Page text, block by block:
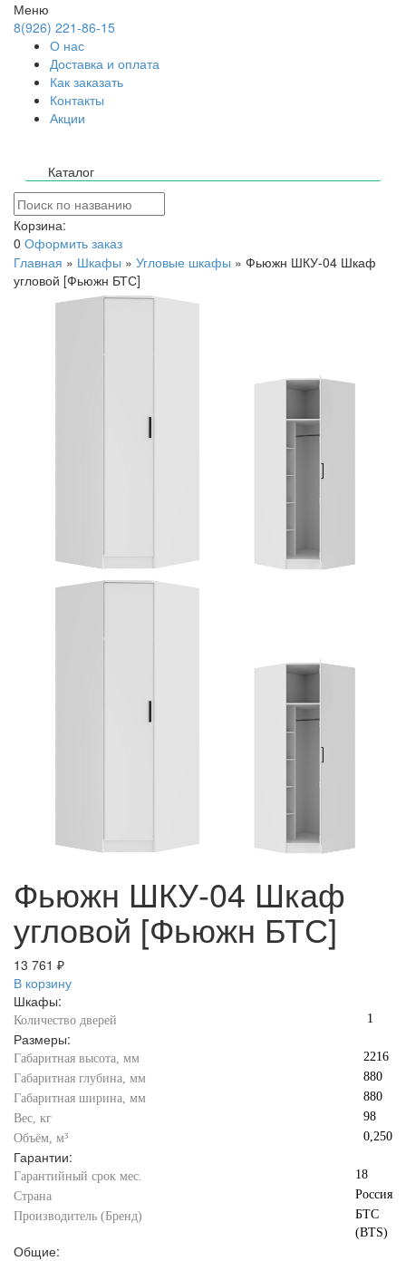
Меню
8(926) 221-86-15
О нас
Доставка и оплата
Как заказать
Контакты
Акции
Каталог
Корзина:
0 Оформить заказ
Главная » Шкафы » Угловые шкафы » Фьюжн ШКУ-04 Шкаф
угловой [Фьюжн БТС]
Фьюжн ШКУ-04 Шкаф
угловой [Фьюжн БТС]
13 761 ₽
В корзину
Шкафы:
Количество дверей 1
Размеры:
Габаритная высота, мм
2216
Габаритная глубина, мм
880
Габаритная ширина, мм
880
Вес, кг
98
Объём, м³
0,250
Гарантии:
Гарантийный срок мес.
18
Страна
Россия
Производитель (Бренд)
БТС
(BTS)
Общие: